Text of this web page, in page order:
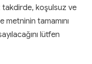
koşulsuz ve
metninin tamamını
lütfen